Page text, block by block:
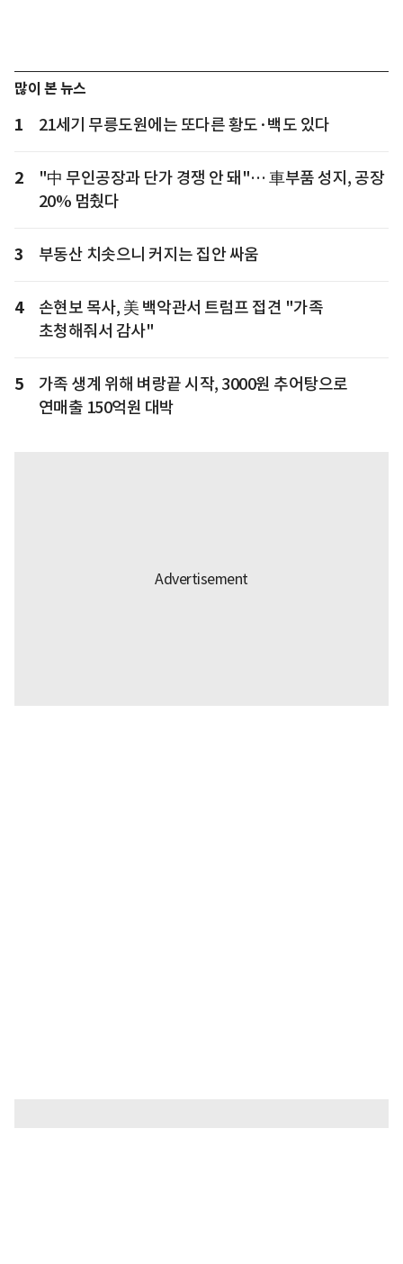
많이 본 뉴스
1 21세기 무릉도원에는 또다른 황도·백도 있다
2
"中 무인공장과 단가 경쟁 안 돼"… 車부품 성지, 공장
20% 멈췄다
3 부동산 치솟으니 커지는 집안 싸움
4
손현보 목사, 美 백악관서 트럼프 접견 "가족
초청해줘서 감사"
5
가족 생계 위해 벼랑끝 시작, 3000원 추어탕으로
연매출 150억원 대박